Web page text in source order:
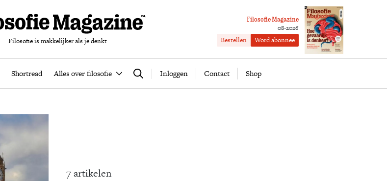
Filosofie is makkelijker als je denkt
Filosofie Magazine
08-2026
Bestellen Word abonnee
Shortread Alles over filosofie Zoeken Inloggen Contact Shop
Leren Filosoferen Shortread Alles over filosofie Word abonnee
7 artikelen